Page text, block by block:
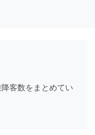
客数をまとめてい